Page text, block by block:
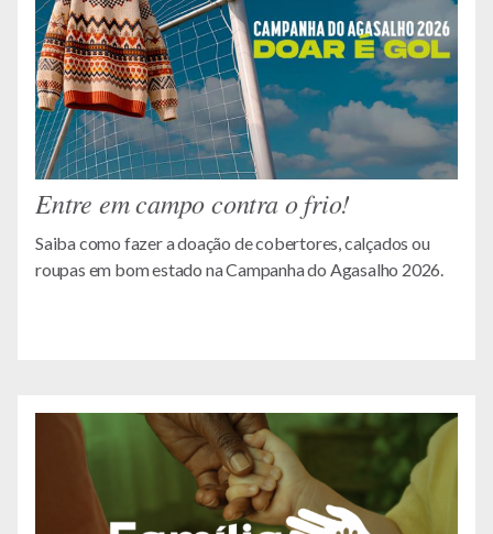
Entre em campo contra o frio!
Saiba como fazer a doação de cobertores, calçados ou
roupas em bom estado na Campanha do Agasalho 2026.